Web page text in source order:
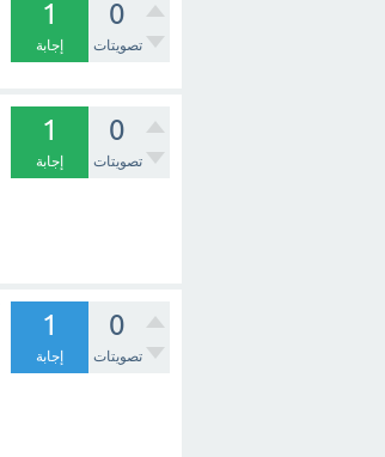
0
تصويتات
1
إجابة
0
تصويتات
1
إجابة
0
تصويتات
1
إجابة